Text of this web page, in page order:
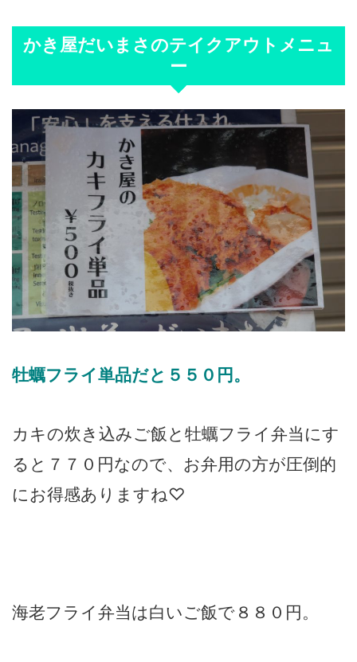
かき屋だいまさのテイクアウトメニュ
ー
牡蠣フライ単品だと５５０円。
カキの炊き込みご飯と牡蠣フライ弁当にす
ると７７０円なので、お弁用の方が圧倒的
にお得感ありますね♡
海老フライ弁当は白いご飯で８８０円。